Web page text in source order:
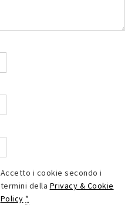
Accetto i cookie secondo i
termini della Privacy & Cookie
Policy *